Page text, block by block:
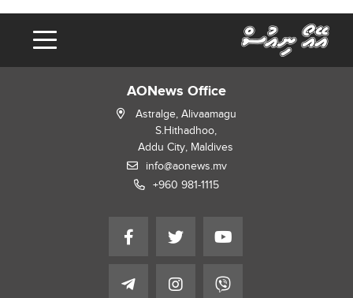
AONews Office
Astralge, Alivaamagu
S.Hithadhoo,
Addu City, Maldives
info@aonews.mv
+960 981-1115